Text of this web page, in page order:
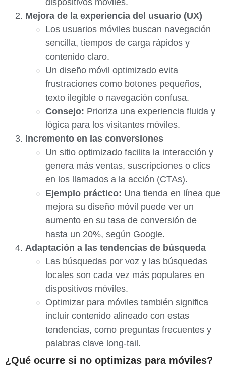
dispositivos móviles.
Mejora de la experiencia del usuario (UX)
Los usuarios móviles buscan navegación
sencilla, tiempos de carga rápidos y
contenido claro.
Un diseño móvil optimizado evita
frustraciones como botones pequeños,
texto ilegible o navegación confusa.
Consejo: Prioriza una experiencia fluida y
lógica para los visitantes móviles.
Incremento en las conversiones
Un sitio optimizado facilita la interacción y
genera más ventas, suscripciones o clics
en los llamados a la acción (CTAs).
Ejemplo práctico: Una tienda en línea que
mejora su diseño móvil puede ver un
aumento en su tasa de conversión de
hasta un 20%, según Google.
Adaptación a las tendencias de búsqueda
Las búsquedas por voz y las búsquedas
locales son cada vez más populares en
dispositivos móviles.
Optimizar para móviles también significa
incluir contenido alineado con estas
tendencias, como preguntas frecuentes y
palabras clave long-tail.
¿Qué ocurre si no optimizas para móviles?